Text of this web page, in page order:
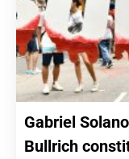
Gabriel
Bullrich